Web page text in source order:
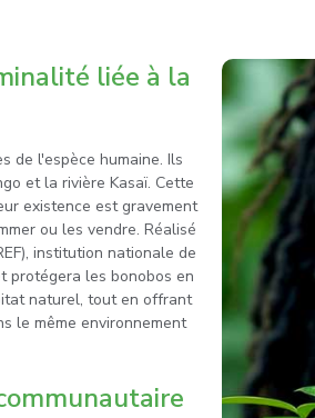
liée à la
de l'espèce humaine. Ils
et la rivière Kasaï. Cette
existence est gravement
ou les vendre. Réalisé
institution nationale de
protégera les bonobos en
naturel, tout en offrant
le même environnement